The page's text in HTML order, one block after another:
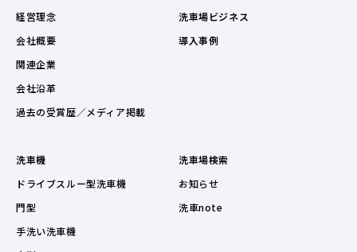
経営理念
会社概要
関連企業
会社沿革
過去の受賞歴／メディア掲載
洗車場ビジネス
導入事例
洗車機
ドライブスルー型洗車機
門型
手洗い洗車機
洗車場検索
お知らせ
洗車note